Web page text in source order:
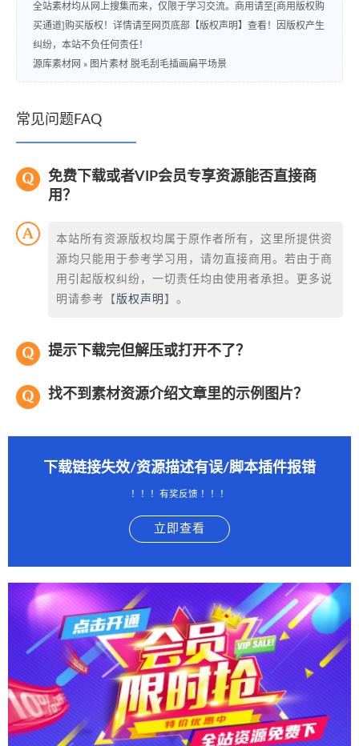
全站素材均从网上搜集而来，仅限于学习交流。商用请至[商用版权购
买通道]购买版权！详情请至网页底部【版权声明】查看！因版权产生
纠纷，本站不负任何责任！
源库素材网 » 图片素材 脱毛刮毛插画扁平场景
常见问题FAQ
免费下载或者VIP会员专享资源能否直接商
用？
本站所有资源版权均属于原作者所有，这里所提供资
源均只能用于参考学习用，请勿直接商用。若由于商
用引起版权纠纷，一切责任均由使用者承担。更多说
明请参考【 版权声明 】。
提示下载完但解压或打开不了？
找不到素材资源介绍文章里的示例图片？
下载链接失效/资源描述有误/脚本插件报错
！！！有奖反馈 ！！！
立即查看